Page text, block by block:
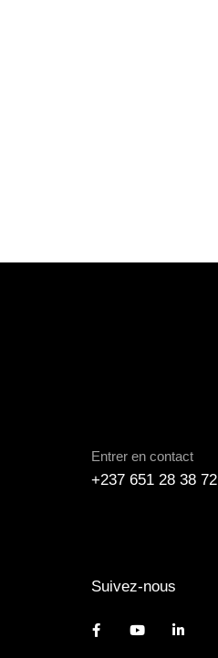
Entrer en contact
+237 651 28 38 72
Suivez-nous